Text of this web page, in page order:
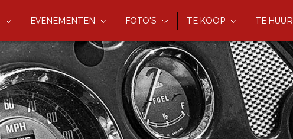
EVENEMENTEN FOTO'S TE KOOP TE HUUR